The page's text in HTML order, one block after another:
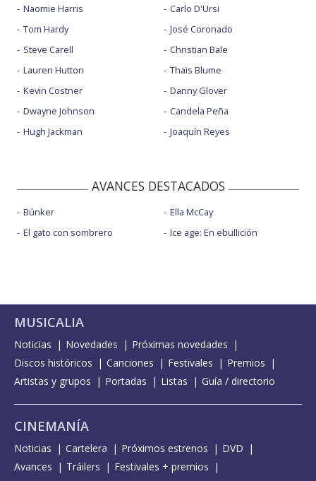
Naomie Harris
Tom Hardy
Steve Carell
Lauren Hutton
Kevin Costner
Dwayne Johnson
Hugh Jackman
Carlo D'Ursi
José Coronado
Christian Bale
Thaïs Blume
Danny Glover
Candela Peña
Joaquín Reyes
AVANCES DESTACADOS
Búnker
El gato con sombrero
Ella McCay
Ice age: En ebullición
MUSICALIA
Noticias Novedades
Próximas novedades
Discos históricos
Canciones Festivales
Premios
Artistas y grupos
Portadas Listas Guía / directorio
CINEMANÍA
Noticias Cartelera Próximos estrenos
DVD
Avances
Tráilers
Festivales + premios